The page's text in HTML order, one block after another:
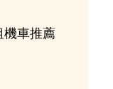
機車推薦